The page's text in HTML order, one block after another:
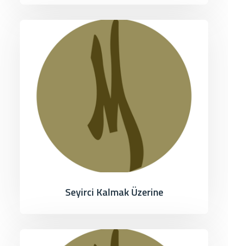
Seyirci Kalmak Üzerine